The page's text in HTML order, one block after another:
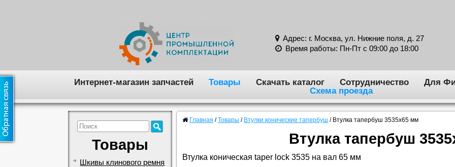
Адрес: г. Москва, ул. Нижние поля, д. 27
Время работы: Пн-Пт с 09:00 до 18:00
Интернет-магазин запчастей Товары Скачать каталог Сотрудничество Для
Схема проезда
Товары
Шкивы клинового ремня
Главная / Товары / Втулки конические тапербуш / Втулка тапербуш 3535x65 мм
Втулка тапербуш
Втулка коническая taper lock 3535 на вал 65 мм